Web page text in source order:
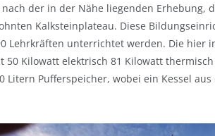
der in der Nähe liegenden Erhebung,
Kalksteinplateau. Diese
Lehrkräften unterrichtet werden. Die hier
50 Kilowatt elektrisch 81 Kilowatt
Litern Pufferspeicher, wobei ein Kessel